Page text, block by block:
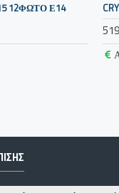
12ΦΩΤΟ Ε14